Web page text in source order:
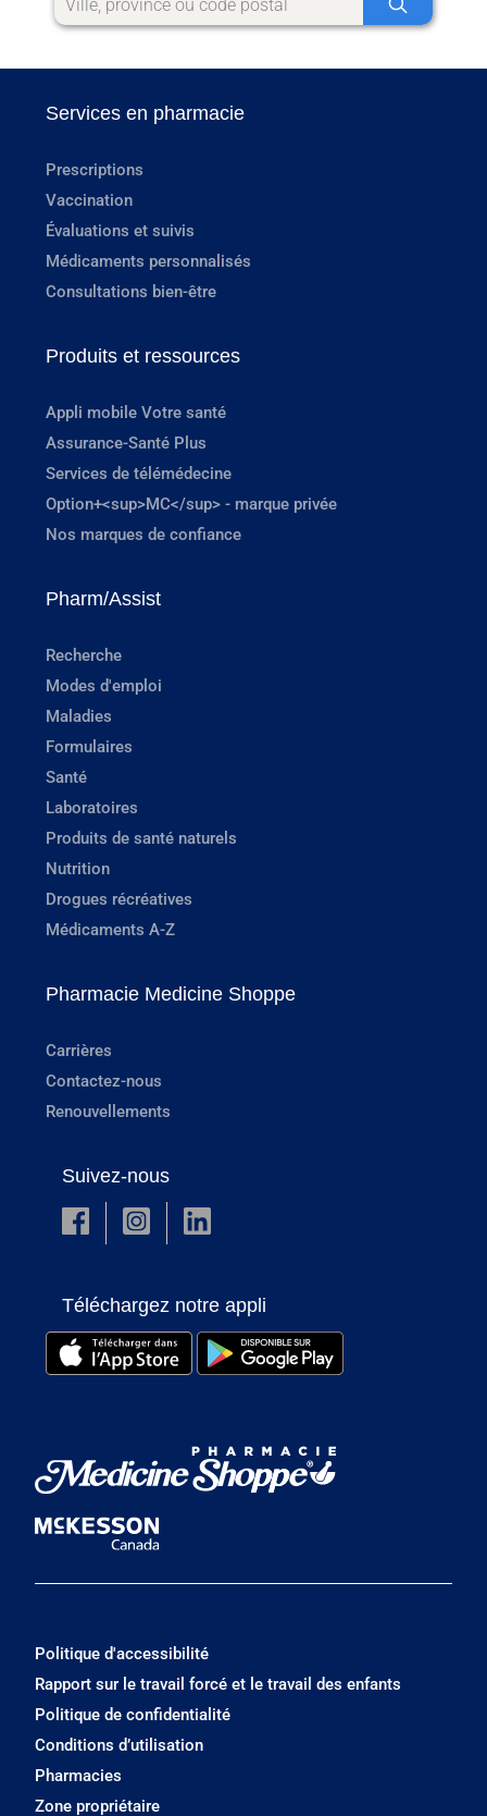
Services en pharmacie
Prescriptions
Vaccination
Évaluations et suivis
Médicaments personnalisés
Consultations bien-être
Produits et ressources
Appli mobile Votre santé
Assurance-Santé Plus
Services de télémédecine
Option+<sup>MC</sup> - marque privée
Nos marques de confiance
Pharm/Assist
Recherche
Modes d'emploi
Maladies
Formulaires
Santé
Laboratoires
Produits de santé naturels
Nutrition
Drogues récréatives
Médicaments A-Z
Pharmacie Medicine Shoppe
Carrières
Contactez-nous
Renouvellements
Suivez-nous
Téléchargez notre appli
Politique d'accessibilité
Rapport sur le travail forcé et le travail des enfants
Politique de confidentialité
Conditions d’utilisation
Pharmacies
Zone propriétaire